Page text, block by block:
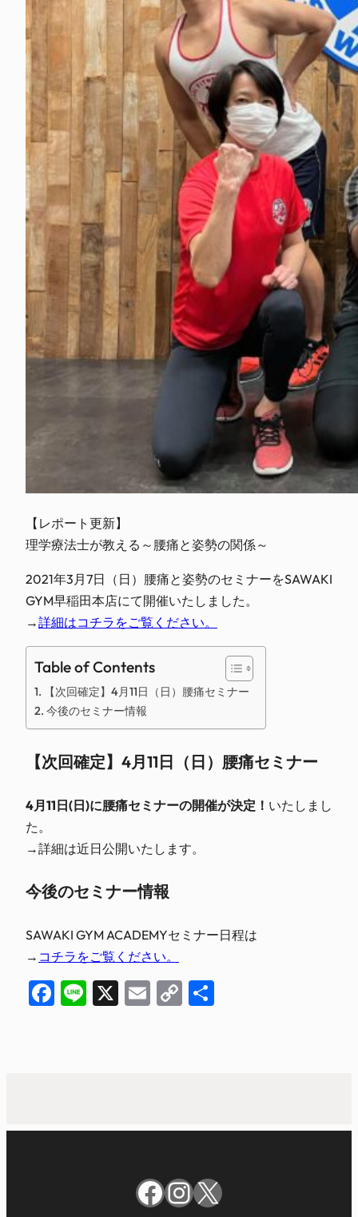
【レポート更新】
理学療法士が教える～腰痛と姿勢の関係～
2021年3月7日（日）腰痛と姿勢のセミナーをSAWAKI
GYM早稲田本店にて開催いたしました。
→詳細はコチラをご覧ください。
Table of Contents
【次回確定】4月11日（日）腰痛セミナー
今後のセミナー情報
【次回確定】4月11日（日）腰痛セミナー
4月11日(日)に腰痛セミナーの開催が決定！ いたしまし
た。
→詳細は近日公開いたします。
今後のセミナー情報
SAWAKI GYM ACADEMYセミナー日程は
→ コチラをご覧ください。
Facebook
Line
X EmailCopy
Facebook
Instagram
X